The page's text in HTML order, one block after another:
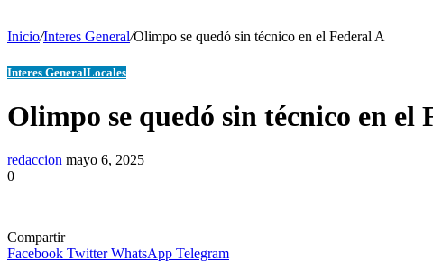
Inicio/Interes General/Olimpo se quedó sin técnico en el Federal A
Interes GeneralLocales
Olimpo se quedó sin técnico en el
redaccion mayo 6, 2025
0
Compartir
Facebook Twitter WhatsApp Telegram